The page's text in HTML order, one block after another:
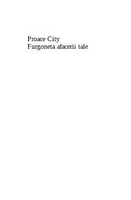
Proace City
Furgoneta afacerii tale